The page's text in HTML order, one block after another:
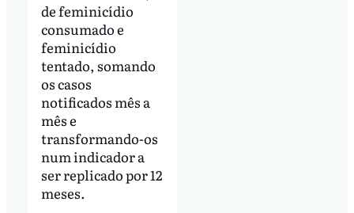
de feminicídio
consumado e
feminicídio
tentado, somando
os casos
notificados mês a
mês e
transformando-os
num indicador a
ser replicado por 12
meses.